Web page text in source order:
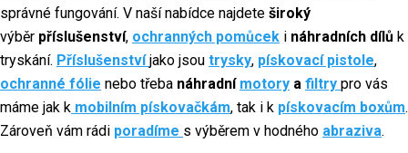
správné fungování. V naší nabídce najdete široký
výběr příslušenství, ochranných pomůcek i náhradních dílů k
tryskání. Příslušenstvíjako jsou trysky, pískovací pistole,
ochranné fólie nebo třeba náhradní motory a filtry pro vás
máme jak k mobilním pískovačkám, tak i k pískovacím boxům.
Zároveň vám rádi poradíme s výběrem v hodného abraziva.